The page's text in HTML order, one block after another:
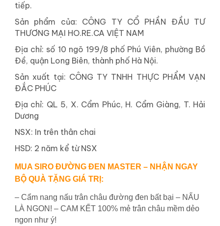
tiếp.
Sản phẩm của: CÔNG TY CỔ PHẦN ĐẦU TƯ
THƯƠNG MẠI HO.RE.CA VIỆT NAM
Địa chỉ: số 10 ngõ 199/8 phố Phú Viên, phường Bồ
Đề, quận Long Biên, thành phố Hà Nội.
Sản xuất tại: CÔNG TY TNHH THỰC PHẨM VẠN
ĐẮC PHÚC
Địa chỉ: QL 5, X. Cẩm Phúc, H. Cẩm Giàng, T. Hải
Dương
NSX: In trên thân chai
HSD: 2 năm kể từ NSX
MUA SIRO ĐƯỜNG ĐEN MASTER – NHẬN NGAY
BỘ QUÀ TẶNG GIÁ TRỊ:
– Cẩm nang nấu trân châu đường đen bất bại – NẤU
LÀ NGON! – CAM KẾT 100% mẻ trân châu mềm dẻo
ngon như ý!